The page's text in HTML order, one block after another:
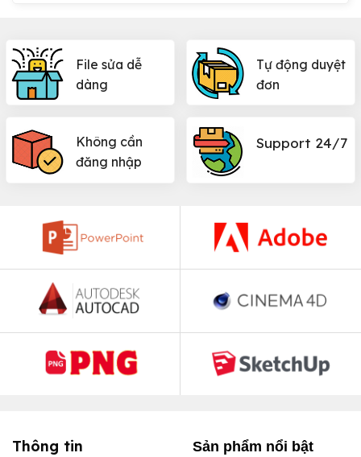
File sửa dễ
dàng
Tự động duyệt
đơn
Không cần
đăng nhập
Support 24/7
Thông tin
Sản phẩm nổi bật